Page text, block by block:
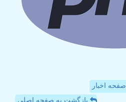
صفحه اخبار
بازگشت به صفحه اصلی